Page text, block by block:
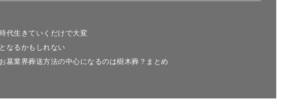
代生きていくだけで大変
なるかもしれない
墓業界葬送方法の中心になるのは樹木葬？まとめ